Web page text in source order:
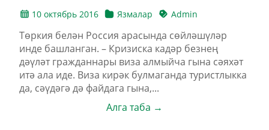
10 октябрь 2016 Язмалар Admin
Төркия белән Россия арасында сөйләшүләр
инде башланган. – Кризиска кадәр безнең
дәүләт гражданнары виза алмыйча гына сәяхәт
итә ала иде. Виза кирәк булмаганда туристлыкка
да, сәүдәгә дә файдага гына,...
Алга таба →